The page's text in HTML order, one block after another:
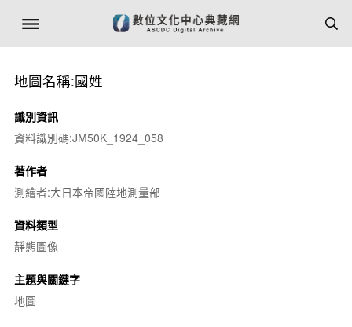
地圖名稱:國姓
識別資訊
資料識別碼:JM50K_1924_058
著作者
測繪者:大日本帝國陸地測量部
資料類型
靜態圖像
主題與關鍵字
地圖